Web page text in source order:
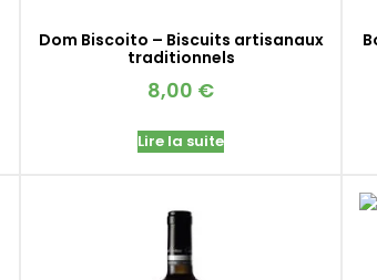
Dom Biscoito – Biscuits artisanaux
traditionnels
8,00 €
Lire la suite